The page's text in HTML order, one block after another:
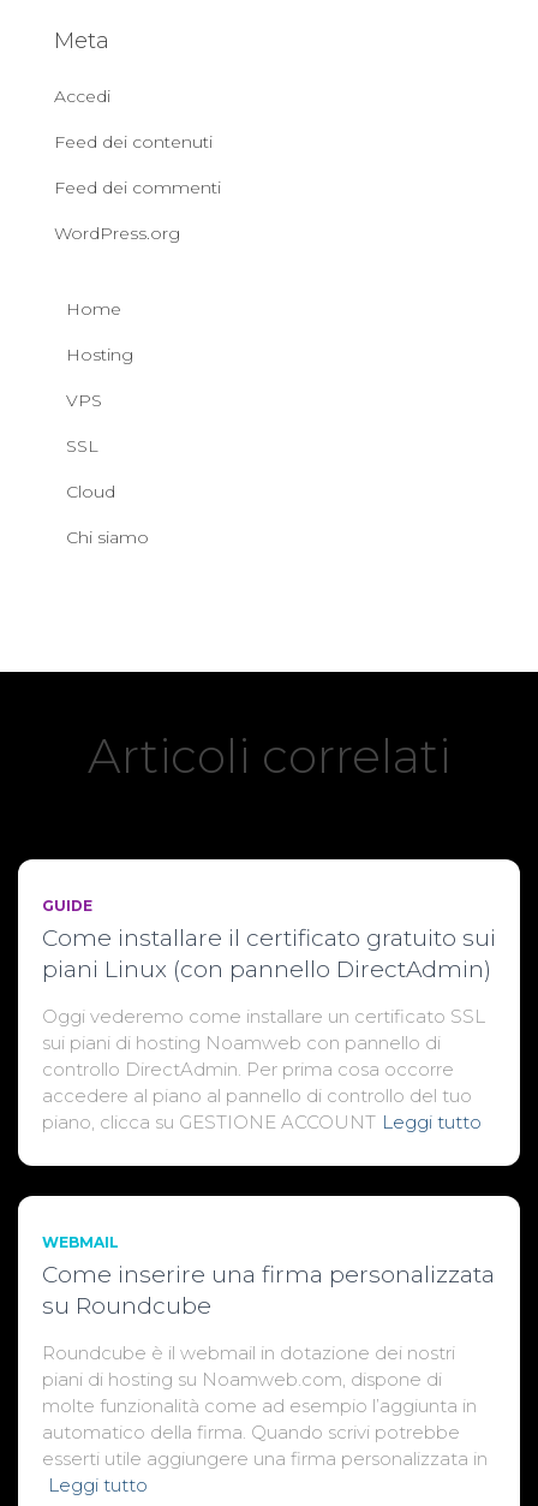
Meta
Accedi
Feed dei contenuti
Feed dei commenti
WordPress.org
Home
Hosting
VPS
SSL
Cloud
Chi siamo
Articoli correlati
GUIDE
Come installare il certificato gratuito sui
piani Linux (con pannello DirectAdmin)
Oggi vederemo come installare un certificato SSL
sui piani di hosting Noamweb con pannello di
controllo DirectAdmin. Per prima cosa occorre
accedere al piano al pannello di controllo del tuo
piano, clicca su GESTIONE ACCOUNT Leggi tutto
WEBMAIL
Come inserire una firma personalizzata
su Roundcube
Roundcube è il webmail in dotazione dei nostri
piani di hosting su Noamweb.com, dispone di
molte funzionalità come ad esempio l’aggiunta in
automatico della firma. Quando scrivi potrebbe
esserti utile aggiungere una firma personalizzata in
Leggi tutto